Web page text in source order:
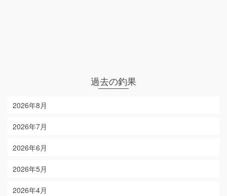
過去の釣果
2026年8月
2026年7月
2026年6月
2026年5月
2026年4月